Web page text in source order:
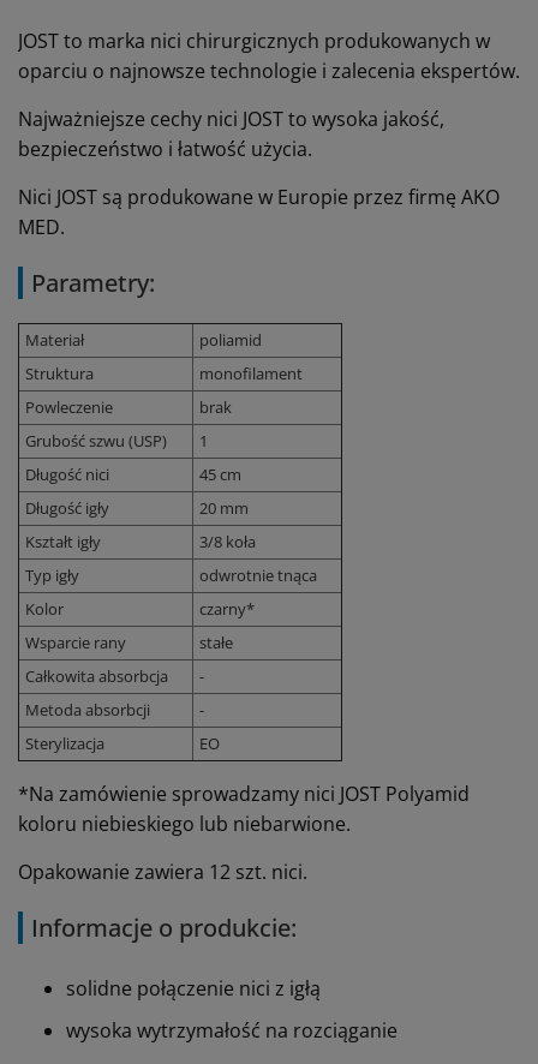
JOST to marka nici chirurgicznych produkowanych w
oparciu o najnowsze technologie i zalecenia ekspertów.
Najważniejsze cechy nici JOST to wysoka jakość,
bezpieczeństwo i łatwość użycia.
Nici JOST są produkowane w Europie przez firmę AKO
MED.
Parametry:
Materiał
poliamid
Struktura
monofilament
Powleczenie
brak
Grubość szwu (USP)
1
Długość nici
45 cm
Długość igły
20 mm
Kształt igły
3/8 koła
Typ igły
odwrotnie tnąca
Kolor
czarny*
Wsparcie rany
stałe
Całkowita absorbcja
-
Metoda absorbcji
-
Sterylizacja
EO
*Na zamówienie sprowadzamy nici JOST Polyamid
koloru niebieskiego lub niebarwione.
Opakowanie zawiera 12 szt. nici.
Informacje o produkcie:
solidne połączenie nici z igłą
wysoka wytrzymałość na rozciąganie